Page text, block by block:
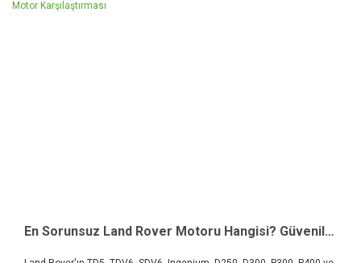
En Sorunsuz Land Rover Motoru Hangisi? Güvenilirlik, Kronik Sorunlar ve Motor Karşılaştırması